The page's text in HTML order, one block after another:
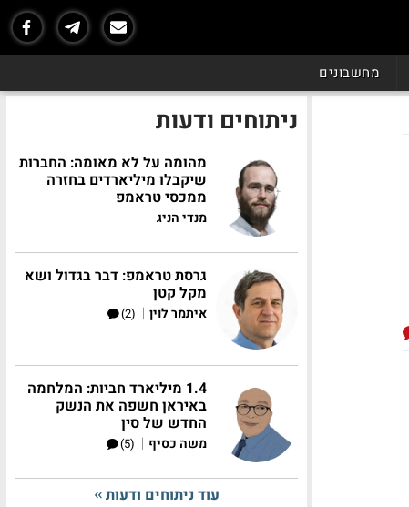
מחשבונים
ניתוחים ודעות
מהומה על לא מאומה: החברות
שיקבלו מיליארדים בחזרה
ממכסי טראמפ
מנדי הניג
גרסת טראמפ: דבר בגדול ושא
מקל קטן
איתמר לוין |
(2)
1.4 מיליארד חביות: המלחמה
באיראן חשפה את הנשק
החדש של סין
משה כסיף |
(5)
עוד ניתוחים ודעות